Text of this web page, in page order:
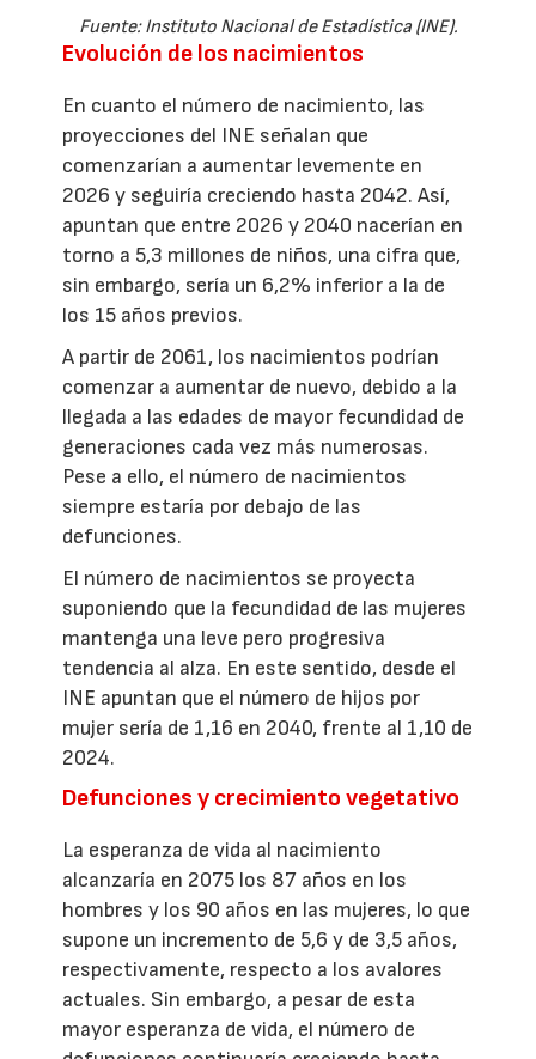
Fuente: Instituto Nacional de Estadística (INE).
Evolución de los nacimientos
En cuanto el número de nacimiento, las
proyecciones del INE señalan que
comenzarían a aumentar levemente en
2026 y seguiría creciendo hasta 2042. Así,
apuntan que entre 2026 y 2040 nacerían en
torno a 5,3 millones de niños, una cifra que,
sin embargo, sería un 6,2% inferior a la de
los 15 años previos.
A partir de 2061, los nacimientos podrían
comenzar a aumentar de nuevo, debido a la
llegada a las edades de mayor fecundidad de
generaciones cada vez más numerosas.
Pese a ello, el número de nacimientos
siempre estaría por debajo de las
defunciones.
El número de nacimientos se proyecta
suponiendo que la fecundidad de las mujeres
mantenga una leve pero progresiva
tendencia al alza. En este sentido, desde el
INE apuntan que el número de hijos por
mujer sería de 1,16 en 2040, frente al 1,10 de
2024.
Defunciones y crecimiento vegetativo
La esperanza de vida al nacimiento
alcanzaría en 2075 los 87 años en los
hombres y los 90 años en las mujeres, lo que
supone un incremento de 5,6 y de 3,5 años,
respectivamente, respecto a los avalores
actuales. Sin embargo, a pesar de esta
mayor esperanza de vida, el número de